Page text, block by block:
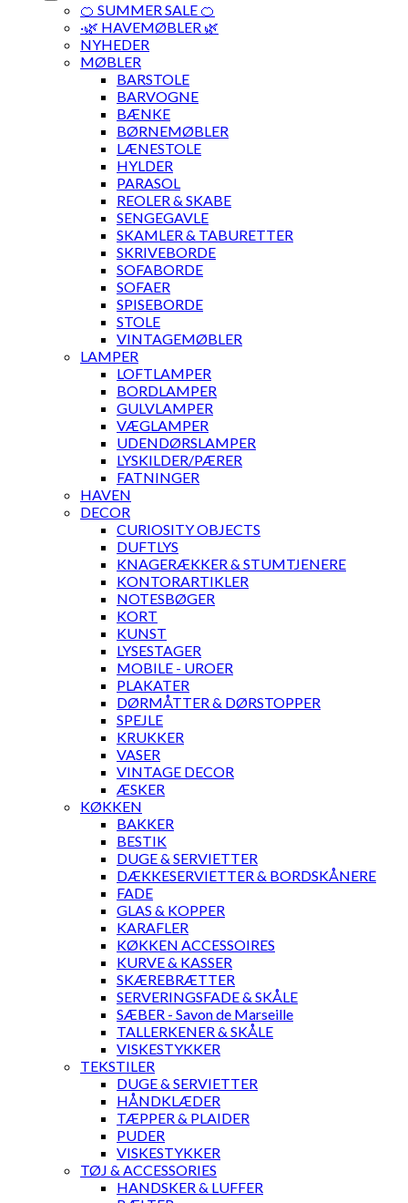
🍊 SUMMER SALE 🍊
·🌿 HAVEMØBLER 🌿
NYHEDER
MØBLER
BARSTOLE
BARVOGNE
BÆNKE
BØRNEMØBLER
LÆNESTOLE
HYLDER
PARASOL
REOLER & SKABE
SENGEGAVLE
SKAMLER & TABURETTER
SKRIVEBORDE
SOFABORDE
SOFAER
SPISEBORDE
STOLE
VINTAGEMØBLER
LAMPER
LOFTLAMPER
BORDLAMPER
GULVLAMPER
VÆGLAMPER
UDENDØRSLAMPER
LYSKILDER/PÆRER
FATNINGER
HAVEN
DECOR
CURIOSITY OBJECTS
DUFTLYS
KNAGERÆKKER & STUMTJENERE
KONTORARTIKLER
NOTESBØGER
KORT
KUNST
LYSESTAGER
MOBILE - UROER
PLAKATER
DØRMÅTTER & DØRSTOPPER
SPEJLE
KRUKKER
VASER
VINTAGE DECOR
ÆSKER
KØKKEN
BAKKER
BESTIK
DUGE & SERVIETTER
DÆKKESERVIETTER & BORDSKÅNERE
FADE
GLAS & KOPPER
KARAFLER
KØKKEN ACCESSOIRES
KURVE & KASSER
SKÆREBRÆTTER
SERVERINGSFADE & SKÅLE
SÆBER - Savon de Marseille
TALLERKENER & SKÅLE
VISKESTYKKER
TEKSTILER
DUGE & SERVIETTER
HÅNDKLÆDER
TÆPPER & PLAIDER
PUDER
VISKESTYKKER
TØJ & ACCESSORIES
HANDSKER & LUFFER